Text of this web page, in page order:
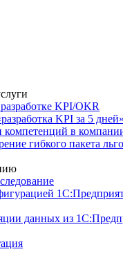
KPI/OKR
KPI за 5 дней»
компетенций в
гибкого пакета
данных из